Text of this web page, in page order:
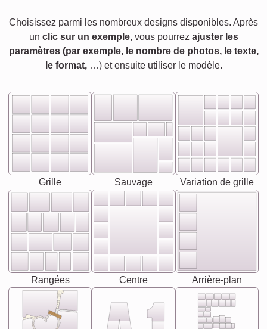
Choisissez parmi les nombreux designs disponibles. Après
un clic sur un exemple, vous pourrez ajuster les
paramètres (par exemple, le nombre de photos, le texte,
le format,…) et ensuite utiliser le modèle.
Grille Sauvage Variation de grille
Rangées Centre Arrière-plan